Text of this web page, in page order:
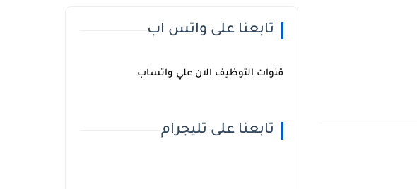
تابعنا على واتس اب
قنوات التوظيف الان علي واتساب
تابعنا على تليجرام